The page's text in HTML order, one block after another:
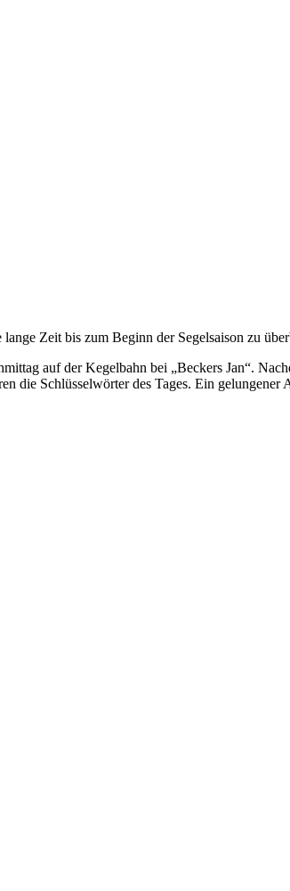
Zeit bis zum Beginn der Segelsaison zu
auf der Kegelbahn bei „Beckers Jan“.
die Schlüsselwörter des Tages. Ein